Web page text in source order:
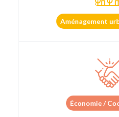
Aménagement
Économie /